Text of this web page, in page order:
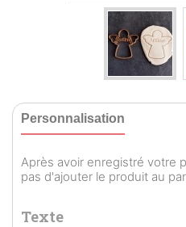
Personnalisation
Après avoir enregistré votre
pas d'ajouter le produit au
Texte